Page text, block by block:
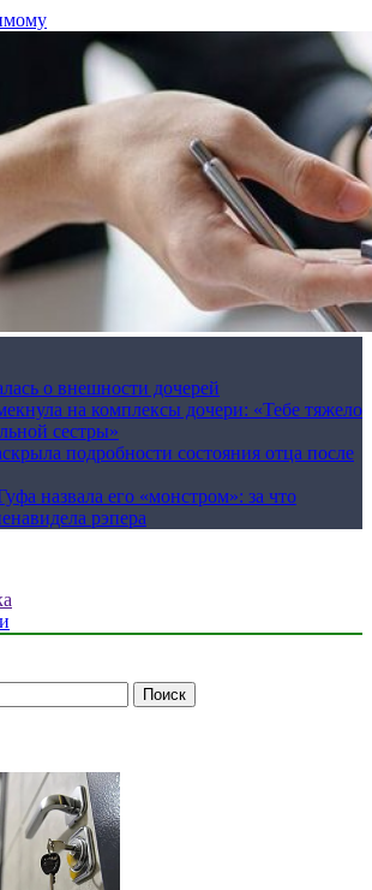
о внешности дочерей
на комплексы дочери: «Тебе тяжело
сестры»
подробности состояния отца после
назвала его «монстром»: за что
рэпера